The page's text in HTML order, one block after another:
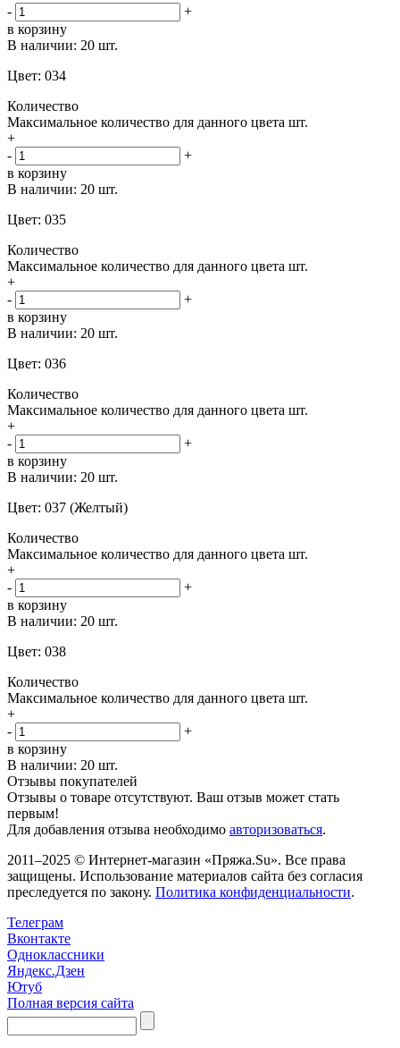
-
+
в корзину
В наличии: 20 шт.
Цвет: 034
Количество
Максимальное количество для данного цвета шт.
+
-
+
в корзину
В наличии: 20 шт.
Цвет: 035
Количество
Максимальное количество для данного цвета шт.
+
-
+
в корзину
В наличии: 20 шт.
Цвет: 036
Количество
Максимальное количество для данного цвета шт.
+
-
+
в корзину
В наличии: 20 шт.
Цвет: 037 (Желтый)
Количество
Максимальное количество для данного цвета шт.
+
-
+
в корзину
В наличии: 20 шт.
Цвет: 038
Количество
Максимальное количество для данного цвета шт.
+
-
+
в корзину
В наличии: 20 шт.
Отзывы покупателей
Отзывы о товаре отсутствуют. Ваш отзыв может стать
первым!
Для добавления отзыва необходимо авторизоваться.
2011–2025 © Интернет-магазин «Пряжа.Su». Все права
защищены. Использование материалов сайта без согласия
преследуется по закону. Политика конфиденциальности.
Телеграм
Вконтакте
Одноклассники
Яндекс.Дзен
Ютуб
Полная версия сайта